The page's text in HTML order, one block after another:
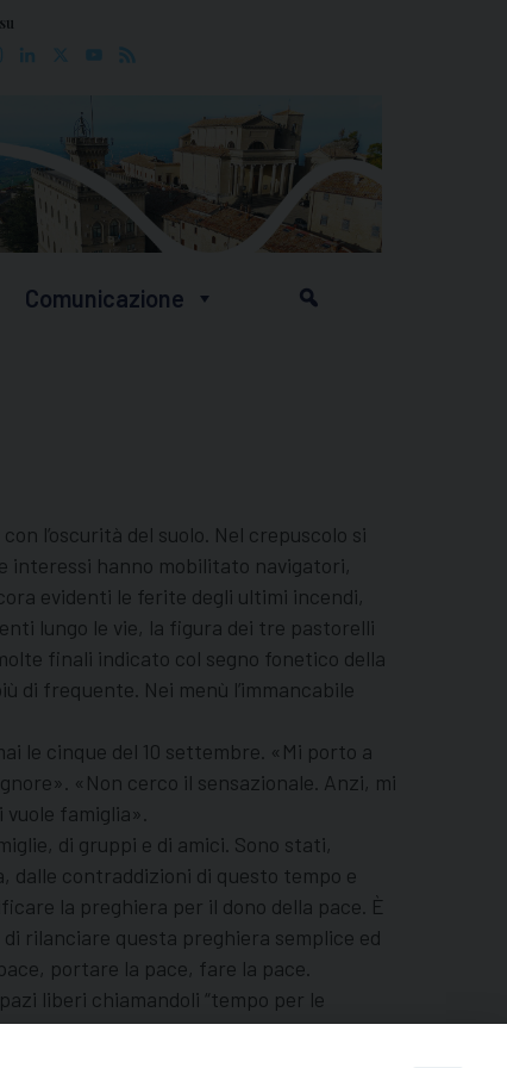
Instagram
LinkedIn YouTube
Comunicazione
l’oscurità del suolo. Nel crepuscolo si
interessi hanno mobilitato navigatori,
evidenti le ferite degli ultimi incendi,
lungo le vie, la figura dei tre pastorelli
finali indicato col segno fonetico della
di frequente. Nei menù l’immancabile
le cinque del 10 settembre. «Mi porto a
«Non cerco il sensazionale. Anzi, mi
famiglia».
di gruppi e di amici. Sono stati,
dalle contraddizioni di questo tempo e
la preghiera per il dono della pace. È
rilanciare questa preghiera semplice ed
portare la pace, fare la pace.
liberi chiamandoli “tempo per le
vita. Arrischio: chiamiamola conversione.